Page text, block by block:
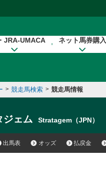
JRA-UMACA ネット馬券購入
> 競走馬検索 > 競走馬情報
ジェム Stratagem（JPN）
出馬表 オッズ 払戻金